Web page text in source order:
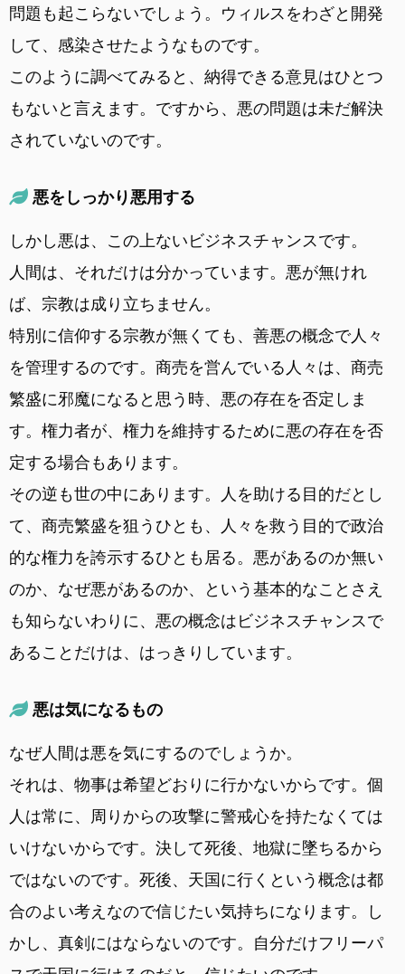
問題も起こらないでしょう。ウィルスをわざと開発
して、感染させたようなものです。
このように調べてみると、納得できる意見はひとつ
もないと言えます。ですから、悪の問題は未だ解決
されていないのです。
悪をしっかり悪用する
しかし悪は、この上ないビジネスチャンスです。
人間は、それだけは分かっています。悪が無けれ
ば、宗教は成り立ちません。
特別に信仰する宗教が無くても、善悪の概念で人々
を管理するのです。商売を営んでいる人々は、商売
繁盛に邪魔になると思う時、悪の存在を否定しま
す。権力者が、権力を維持するために悪の存在を否
定する場合もあります。
その逆も世の中にあります。人を助ける目的だとし
て、商売繁盛を狙うひとも、人々を救う目的で政治
的な権力を誇示するひとも居る。悪があるのか無い
のか、なぜ悪があるのか、という基本的なことさえ
も知らないわりに、悪の概念はビジネスチャンスで
あることだけは、はっきりしています。
悪は気になるもの
なぜ人間は悪を気にするのでしょうか。
それは、物事は希望どおりに行かないからです。個
人は常に、周りからの攻撃に警戒心を持たなくては
いけないからです。決して死後、地獄に墜ちるから
ではないのです。死後、天国に行くという概念は都
合のよい考えなので信じたい気持ちになります。し
かし、真剣にはならないのです。自分だけフリーパ